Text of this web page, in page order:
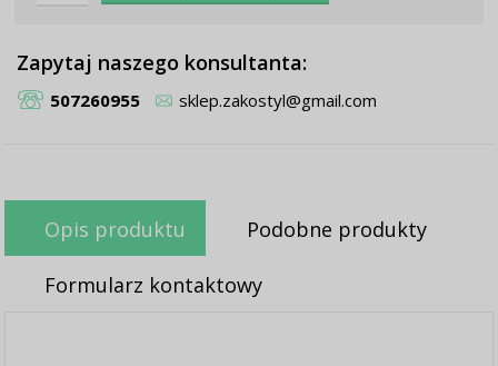
Zapytaj naszego konsultanta:
507260955 sklep.zakostyl@gmail.com
Opis produktu Podobne produkty
Formularz kontaktowy